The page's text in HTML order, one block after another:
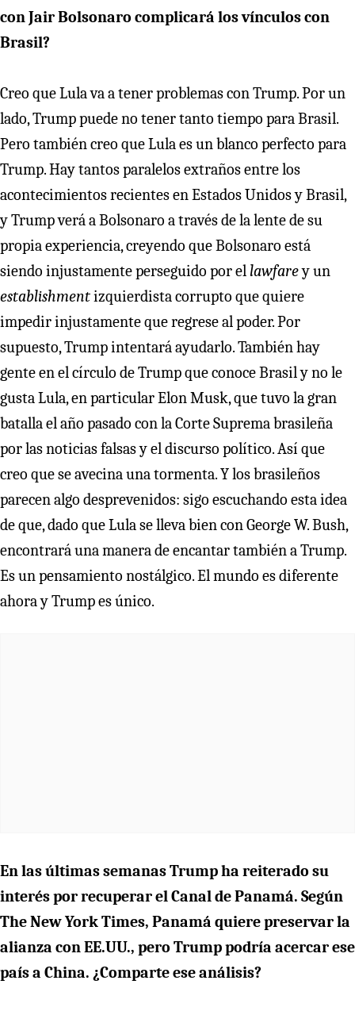
con Jair Bolsonaro complicará los vínculos con
Brasil?
Creo que Lula va a tener problemas con Trump. Por un
lado, Trump puede no tener tanto tiempo para Brasil.
Pero también creo que Lula es un blanco perfecto para
Trump. Hay tantos paralelos extraños entre los
acontecimientos recientes en Estados Unidos y Brasil,
y Trump verá a Bolsonaro a través de la lente de su
propia experiencia, creyendo que Bolsonaro está
siendo injustamente perseguido por el lawfarey un
establishmentizquierdista corrupto que quiere
impedir injustamente que regrese al poder. Por
supuesto, Trump intentará ayudarlo. También hay
gente en el círculo de Trump que conoce Brasil y no le
gusta Lula, en particular Elon Musk, que tuvo la gran
batalla el año pasado con la Corte Suprema brasileña
por las noticias falsas y el discurso político. Así que
creo que se avecina una tormenta. Y los brasileños
parecen algo desprevenidos: sigo escuchando esta idea
de que, dado que Lula se lleva bien con George W. Bush,
encontrará una manera de encantar también a Trump.
Es un pensamiento nostálgico. El mundo es diferente
ahora y Trump es único.
En las últimas semanas Trump ha reiterado su
interés por recuperar el Canal de Panamá. Según
The New York Times, Panamá quiere preservar la
alianza con EE.UU., pero Trump podría acercar ese
país a China. ¿Comparte ese análisis?